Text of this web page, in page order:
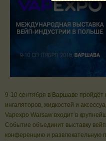
9-10 сентября в Варшаве пройдёт
ингаляторов, жидкостей и
Vapexpo Warsaw входит в
Событие объединит выставку
конференцию и развлекательную